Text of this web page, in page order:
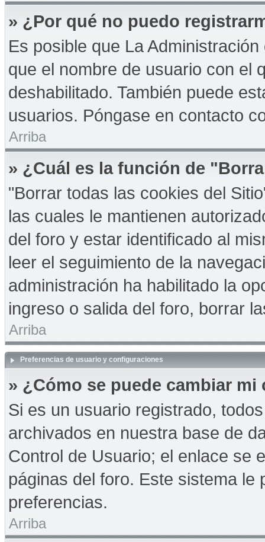
» ¿Por qué no puedo
Es posible que La
que el nombre de usuario con el
deshabilitado. También puede
usuarios. Póngase en contacto
Arriba
» ¿Cuál es la función de
"Borrar todas las cookies del
las cuales le mantienen
del foro y estar identificado al
leer el seguimiento de la
administración ha habilitado la
ingreso o salida del foro, borrar
Arriba
Preferencias de usuario y configuraciones
» ¿Cómo se puede cambiar
Si es un usuario registrado,
archivados en nuestra base de
Control de Usuario; el enlace se
páginas del foro. Este sistema
preferencias.
Arriba